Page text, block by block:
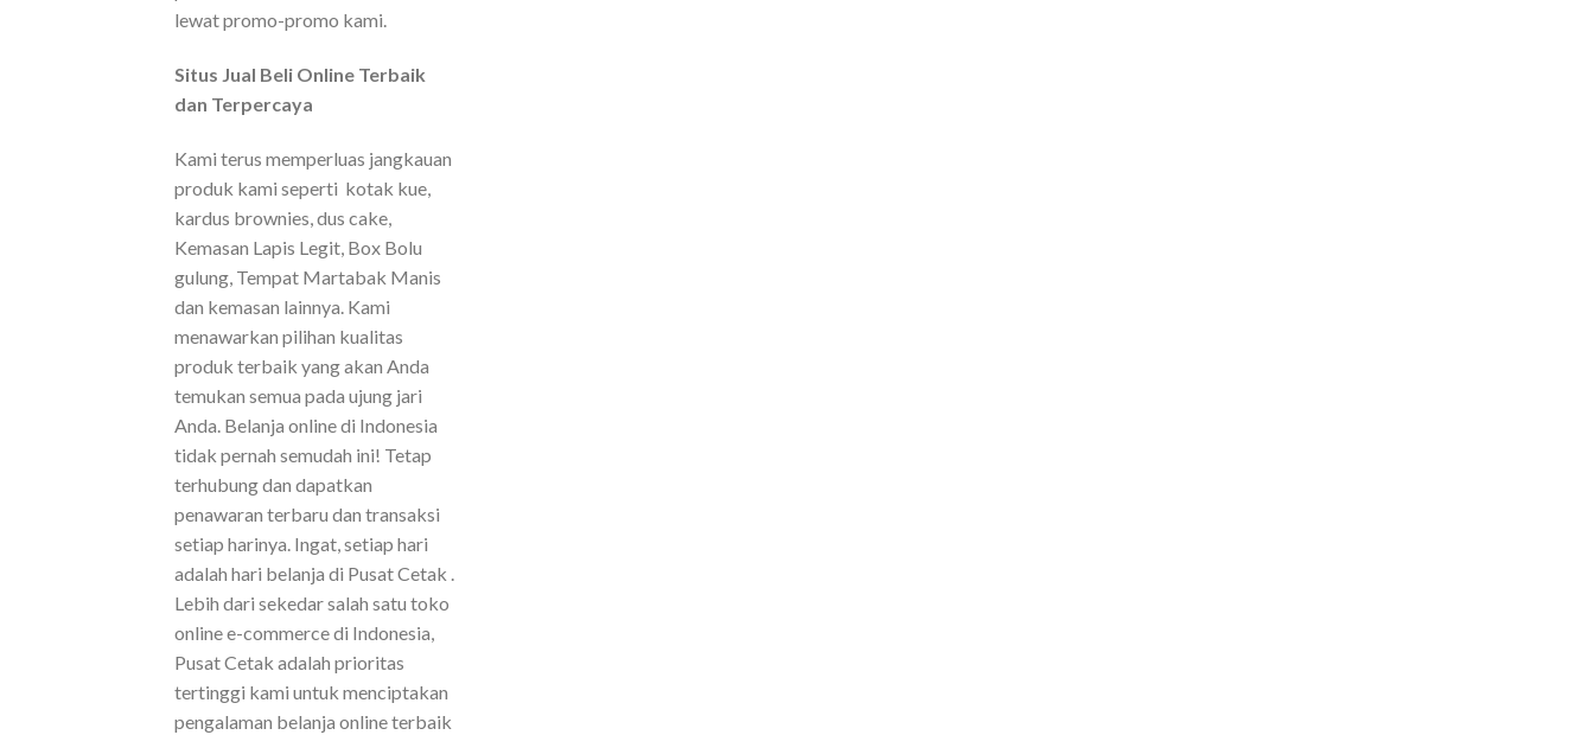
lewat promo-promo kami.
Situs Jual Beli Online Terbaik
dan Terpercaya
Kami terus memperluas jangkauan
produk kami seperti kotak kue,
kardus brownies, dus cake,
Kemasan Lapis Legit, Box Bolu
gulung, Tempat Martabak Manis
dan kemasan lainnya. Kami
menawarkan pilihan kualitas
produk terbaik yang akan Anda
temukan semua pada ujung jari
Anda. Belanja online di Indonesia
tidak pernah semudah ini! Tetap
terhubung dan dapatkan
penawaran terbaru dan transaksi
setiap harinya. Ingat, setiap hari
adalah hari belanja di Pusat Cetak .
Lebih dari sekedar salah satu toko
online e-commerce di Indonesia,
Pusat Cetak adalah prioritas
tertinggi kami untuk menciptakan
pengalaman belanja online terbaik